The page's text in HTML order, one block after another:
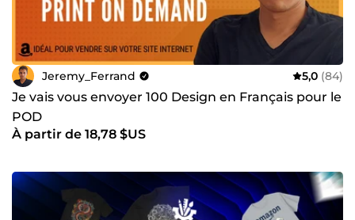
Jeremy_Ferrand 5,0 (84)
Je vais vous envoyer 100 Design en Français pour le
POD
À partir de 18,78 $US